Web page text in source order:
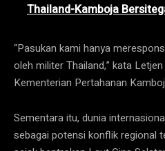
Thailand-Kamboja
“Pasukan kami hanya
oleh militer Thailand,” kata
Kementerian Pertahanan
Sementara itu, dunia
sebagai potensi konflik regional